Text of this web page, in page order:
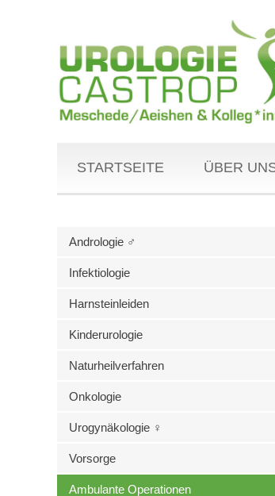
STARTSEITE ÜBER
Andrologie ♂
Infektiologie
Harnsteinleiden
Kinderurologie
Naturheilverfahren
Onkologie
Urogynäkologie ♀
Vorsorge
Ambulante Operationen